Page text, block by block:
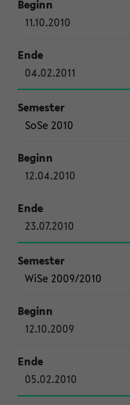
11.10.2010
04.02.2011
SoSe 2010
12.04.2010
23.07.2010
WiSe 2009/2010
12.10.2009
05.02.2010